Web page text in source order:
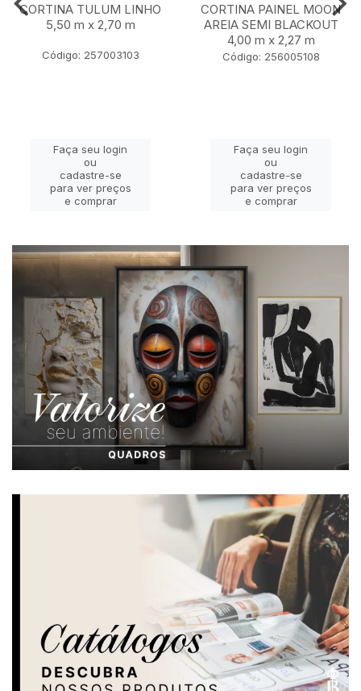
CORTINA TULUM LINHO
5,50 m x 2,70 m
Código: 257003103
Faça seu login
ou
cadastre-se
para ver preços
e comprar
CORTINA PAINEL MOON
AREIA SEMI BLACKOUT
4,00 m x 2,27 m
Código: 256005108
Faça seu login
ou
cadastre-se
para ver preços
e comprar